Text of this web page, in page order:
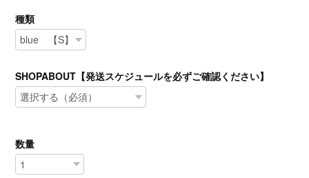
種類
SHOPABOUT【発送スケジュールを必ずご確認ください】
数量